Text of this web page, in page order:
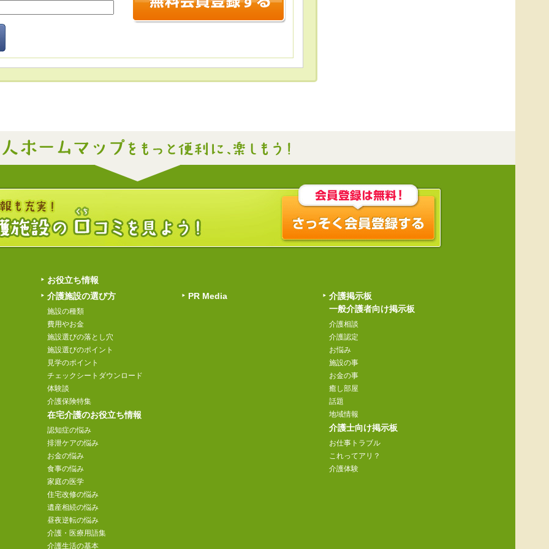
お役立ち情報
介護施設の選び方
施設の種類
費用やお金
施設選びの落とし穴
施設選びのポイント
見学のポイント
チェックシートダウンロード
体験談
介護保険特集
在宅介護のお役立ち情報
認知症の悩み
排泄ケアの悩み
お金の悩み
食事の悩み
家庭の医学
住宅改修の悩み
遺産相続の悩み
昼夜逆転の悩み
介護・医療用語集
介護生活の基本
PR Media
介護掲示板
一般介護者向け掲示板
介護相談
介護認定
お悩み
施設の事
お金の事
癒し部屋
話題
地域情報
介護士向け掲示板
お仕事トラブル
これってアリ？
介護体験